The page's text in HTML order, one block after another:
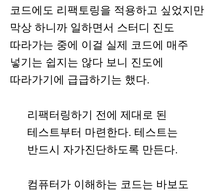
코드에도 리팩토링을 적용하고 싶었지만
막상 하니까 일하면서 스터디 진도
따라가는 중에 이걸 실제 코드에 매주
넣기는 쉽지는 않다 보니 진도에
따라가기에 급급하기는 했다.
리팩터링하기 전에 제대로 된
테스트부터 마련한다. 테스트는
반드시 자가진단하도록 만든다.
컴퓨터가 이해하는 코드는 바보도